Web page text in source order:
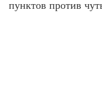
пунктов против